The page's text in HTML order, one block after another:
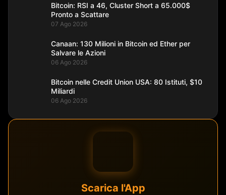
Bitcoin: RSI a 46, Cluster Short a 65.000$
Pronto a Scattare
07 Ago 2026
Canaan: 130 Milioni in Bitcoin ed Ether per
Salvare le Azioni
06 Ago 2026
Bitcoin nelle Credit Union USA: 80 Istituti, $10
Miliardi
06 Ago 2026
Scarica l'App